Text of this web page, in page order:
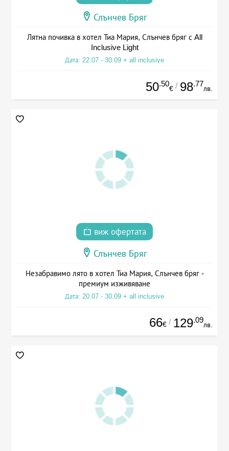
Слънчев Бряг
Лятна почивка в хотел Тиа Мария, Слънчев бряг с All
Inclusive Light
Дата: 22.07 - 30.09 + all inclusive
50.50
€ / 98.77
лв.
виж офертата
Слънчев Бряг
Незабравимо лято в хотел Тиа Мария, Слънчев бряг -
премиум изживяване
Дата: 20.07 - 30.09 + all inclusive
66€ / 129.09
лв.